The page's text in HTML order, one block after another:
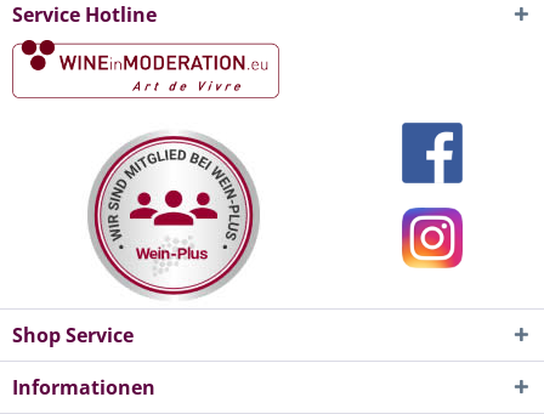
Service Hotline
Shop Service
Informationen